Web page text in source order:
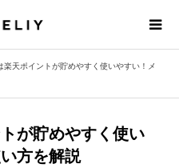
楽天ポイントが貯めやすく使いやすい！メ
が貯めやすく使い
方を解説